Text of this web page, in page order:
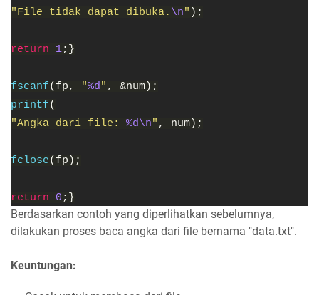
"File tidak dapat dibuka. \n" );
return 1;}
fscanf(fp, "%d " , &num);
printf(
"Angka dari file: %d\n" , num);
fclose(fp);
return 0 ;}
Berdasarkan contoh yang diperlihatkan sebelumnya,
dilakukan proses baca angka dari file bernama "data.txt".
Keuntungan: